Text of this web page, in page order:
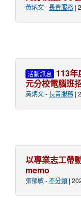
黃炳文-長青服務 |
活動訊息 113年
元分校電腦班
黃炳文-長青服務 |
以專業志工帶
memo
張郁敏-不分類 |